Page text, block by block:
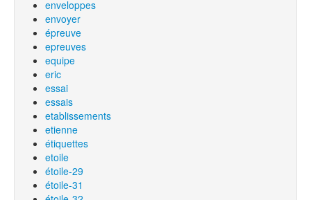
enveloppes
envoyer
épreuve
epreuves
equipe
eric
essai
essais
etablissements
etienne
étiquettes
etoile
étoile-29
étoile-31